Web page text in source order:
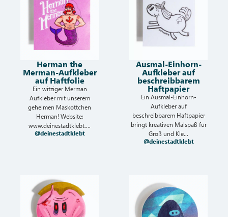
Herman the
Merman-Aufkleber
auf Haftfolie
Ein witziger Merman
Aufkleber mit unserem
geheimen Maskottchen
Herman! Website:
www.deinestadtklebt....
@deinestadtklebt
Ausmal-Einhorn-
Aufkleber auf
beschreibbarem
Haftpapier
Ein Ausmal-Einhorn-
Aufkleber auf
beschreibbarem Haftpapier
bringt kreativen Malspaß für
Groß und Kle...
@deinestadtklebt